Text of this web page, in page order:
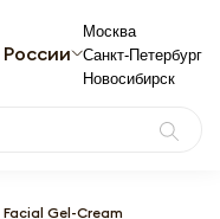
Москва
Санкт-Петербург
Новосибирск
Facial Gel-Cream